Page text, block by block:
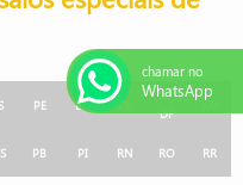
PE BA CE
GO e
DF
AM
PB PI RN RO RR
chamar no
WhatsApp